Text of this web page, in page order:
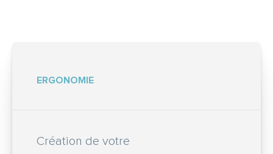
ERGONOMIE
Création de votre